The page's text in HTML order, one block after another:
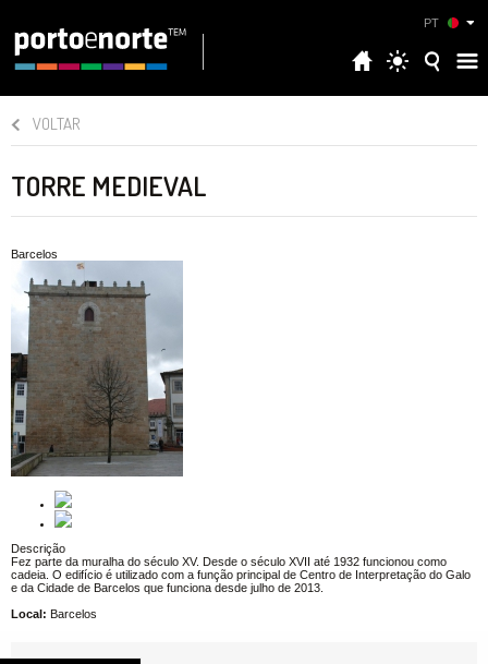
PT
VOLTAR
TORRE MEDIEVAL
Barcelos
Descrição
Fez parte da muralha do século XV. Desde o século XVII até 1932 funcionou como
cadeia. O edifício é utilizado com a função principal de Centro de Interpretação do Galo
e da Cidade de Barcelos que funciona desde julho de 2013.
Local: Barcelos